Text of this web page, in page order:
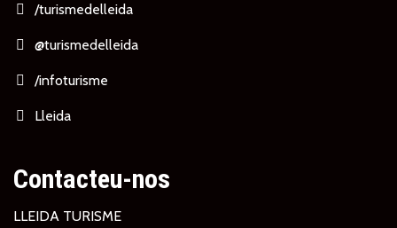
/turismedelleida
@turismedelleida
/infoturisme
Lleida
Contacteu-nos
LLEIDA TURISME